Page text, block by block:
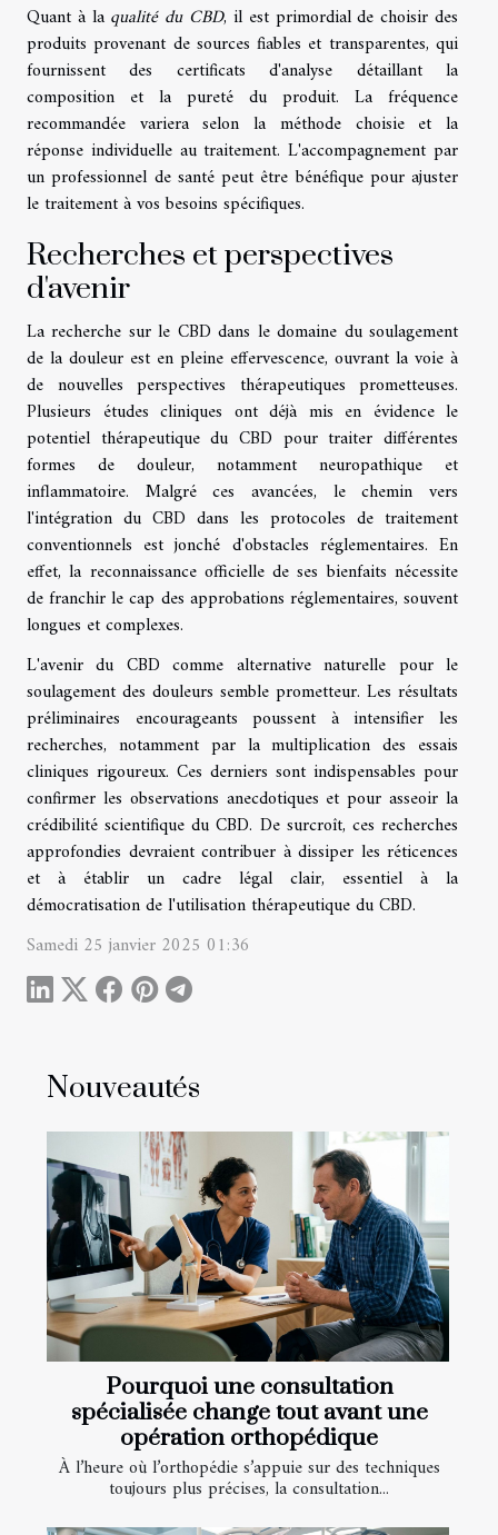
Quant à la qualité du CBD, il est primordial de choisir des
produits provenant de sources fiables et transparentes, qui
fournissent des certificats d'analyse détaillant la
composition et la pureté du produit. La fréquence
recommandée variera selon la méthode choisie et la
réponse individuelle au traitement. L'accompagnement par
un professionnel de santé peut être bénéfique pour ajuster
le traitement à vos besoins spécifiques.
Recherches et perspectives
d'avenir
La recherche sur le CBD dans le domaine du soulagement
de la douleur est en pleine effervescence, ouvrant la voie à
de nouvelles perspectives thérapeutiques prometteuses.
Plusieurs études cliniques ont déjà mis en évidence le
potentiel thérapeutique du CBD pour traiter différentes
formes de douleur, notamment neuropathique et
inflammatoire. Malgré ces avancées, le chemin vers
l'intégration du CBD dans les protocoles de traitement
conventionnels est jonché d'obstacles réglementaires. En
effet, la reconnaissance officielle de ses bienfaits nécessite
de franchir le cap des approbations réglementaires, souvent
longues et complexes.
L'avenir du CBD comme alternative naturelle pour le
soulagement des douleurs semble prometteur. Les résultats
préliminaires encourageants poussent à intensifier les
recherches, notamment par la multiplication des essais
cliniques rigoureux. Ces derniers sont indispensables pour
confirmer les observations anecdotiques et pour asseoir la
crédibilité scientifique du CBD. De surcroît, ces recherches
approfondies devraient contribuer à dissiper les réticences
et à établir un cadre légal clair, essentiel à la
démocratisation de l'utilisation thérapeutique du CBD.
Samedi 25 janvier 2025 01:36
Nouveautés
Pourquoi une consultation
spécialisée change tout avant une
opération orthopédique
À l’heure où l’orthopédie s’appuie sur des techniques
toujours plus précises, la consultation...